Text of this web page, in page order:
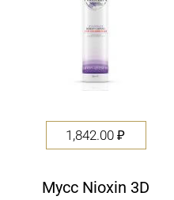
1,842.00₽
Мусс Nioxin 3D